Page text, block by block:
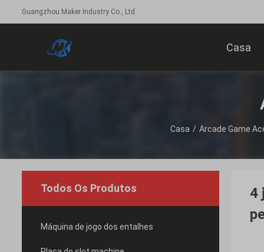
Guangzhou Maker Industry Co., Ltd.
Casa
Casa / Arcade Game
Todos Os Produtos
Máquina de jogo dos entalhes
4